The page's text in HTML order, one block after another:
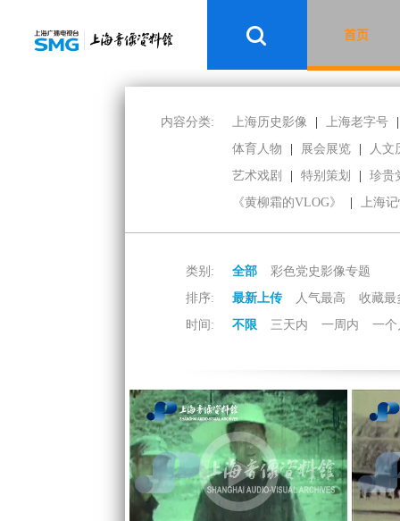
首页
内容分类: 上海历史影像 上海老字号
体育人物
展会展览
人文
艺术戏剧
特别策划
珍贵
《黄柳霜的VLOG》
上海
类别: 全部
彩色党史影像专题
排序:
最新上传 人气最高
收藏最
时间:
不限 三天内 一周内 一个